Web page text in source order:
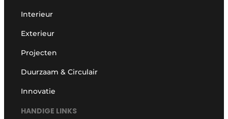
Interieur
Exterieur
Projecten
Duurzaam & Circulair
Innovatie
HANDIGE LINKS